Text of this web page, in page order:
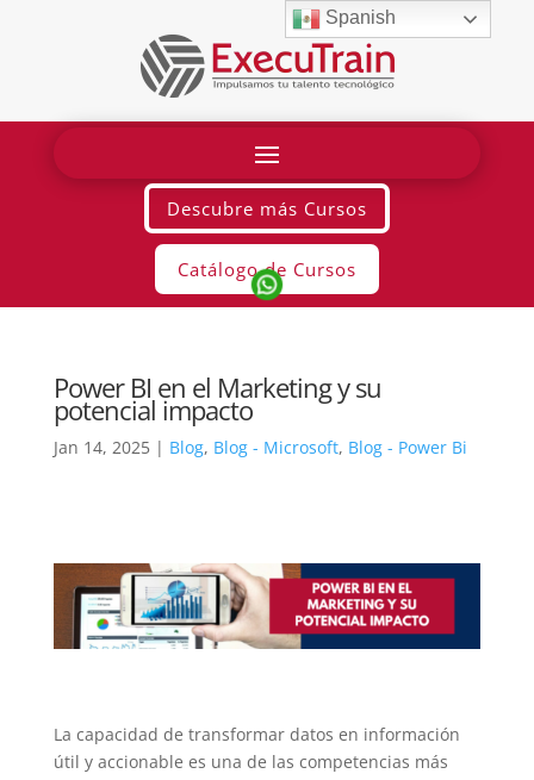
Descubre más Cursos
Catálogo de Cursos
Power BI en el Marketing y su
potencial impacto
Jan 14, 2025| Blog, Blog - Microsoft, Blog - Power Bi
La capacidad de transformar datos en información
útil y accionable es una de las competencias más
Spanish